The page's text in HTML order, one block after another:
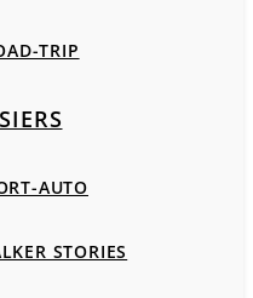
TRIP
AUTO
STORIES